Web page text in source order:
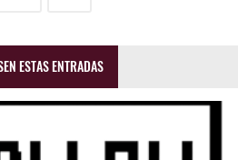
ESTAS ENTRADAS